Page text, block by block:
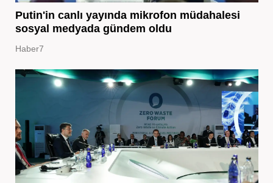
Putin'in canlı yayında mikrofon müdahalesi
sosyal medyada gündem oldu
Haber7